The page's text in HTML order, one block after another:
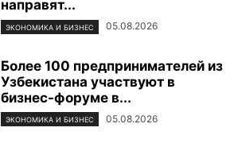
направят...
ЭКОНОМИКА И БИЗНЕС 05.08.2026
Более 100 предпринимателей из
Узбекистана участвуют в
бизнес-форуме в...
ЭКОНОМИКА И БИЗНЕС 05.08.2026